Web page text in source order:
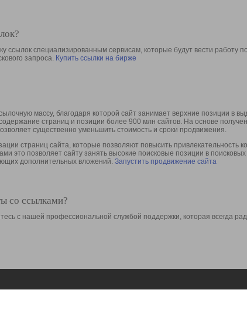
ссылок специализированным сервисам, которые будут вести работу
запроса. Купить ссылки на бирже
массу, благодаря которой сайт занимает верхние позиции в
страниц и позиции более 900 млн сайтов. На основе
существенно уменьшить стоимость и сроки продвижения.
страниц сайта, которые позволяют повысить привлекательность
это позволяет сайту занять высокие поисковые позиции в
дополнительных вложений. Запустить продвижение сайта
со ссылками?
с нашей профессиональной службой поддержки, которая всегда